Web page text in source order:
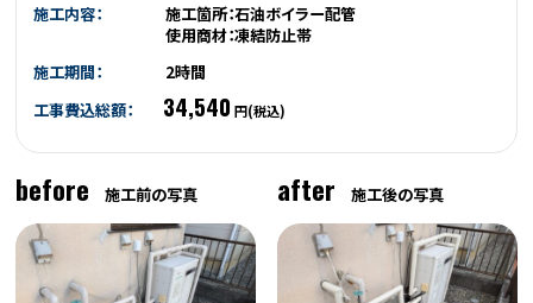
施工内容：
施工箇所：石油ボイラー配管
使用商材：凍結防止帯
施工期間：
2時間
工事費込総額：
34,540 円(税込)
before 施工前の写真 after 施工後の写真